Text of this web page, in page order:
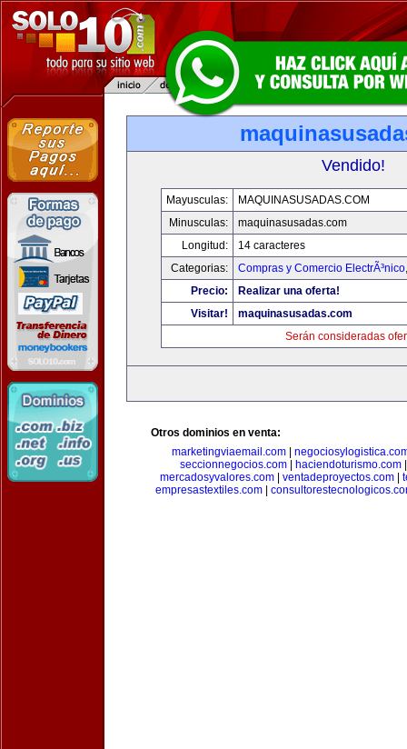
Vendido!
Mayusculas:
MAQUINASUSADAS.COM
Minusculas:
maquinasusadas.com
Longitud:
14 caracteres
Categorias:
Compras y Comercio ElectrÃ³nico
Precio:
Realizar una oferta!
Visitar!
maquinasusadas.com
Serán consideradas
Otros dominios en venta:
marketingviaemail.com|
seccionnegocios.com
haciendoturismo.com
mercadosyvalores.com| ventadeproyectos.com|
empresastextiles.com|